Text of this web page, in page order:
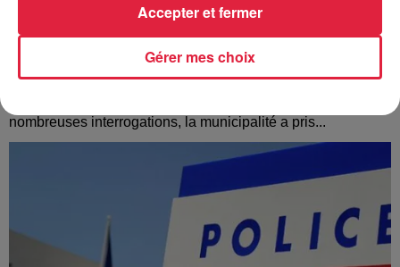
À Hoerdt, de l’eau brune sort des robinets
Depuis plusieurs jours, des habitants de Hoerdt ont vu de
nombreuses interrogations, la municipalité a pris...
Gérer mes choix
Accepter et fermer